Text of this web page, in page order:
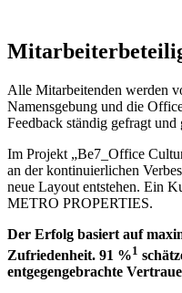
Alle Mitarbeitenden werden
Namensgebung und die
Feedback ständig gefragt und
Im Projekt „Be7_Office
an der kontinuierlichen
neue Layout entstehen. Ein
METRO PROPERTIES.
Der Erfolg basiert auf
Zufriedenheit. 91 %1
entgegengebrachte